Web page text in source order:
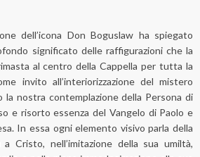
dell’icona Don Boguslaw ha spiegato
significato delle raffigurazioni che la
al centro della Cappella per tutta la
invito all’interiorizzazione del mistero
la nostra contemplazione della Persona di
e risorto essenza del Vangelo di Paolo e
In essa ogni elemento visivo parla della
Cristo, nell’imitazione della sua umiltà,